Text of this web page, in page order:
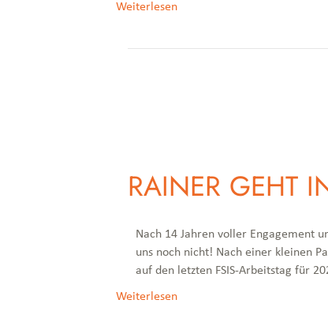
Weiterlesen
RAINER GEHT
Nach 14 Jahren voller Engagement
uns noch nicht! Nach einer kleinen
auf den letzten FSIS-Arbeitstag für
Weiterlesen